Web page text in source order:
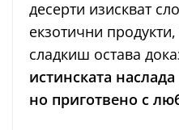
десерти изискват
екзотични
сладкиш остава
истинската
но приготвено с